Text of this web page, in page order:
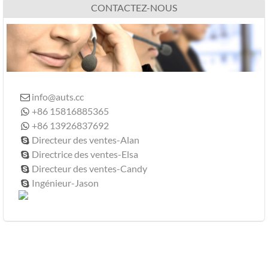
CONTACTEZ-NOUS
 info@auts.cc
 +86 15816885365
 +86 13926837692
 Directeur des ventes-Alan
 Directrice des ventes-Elsa
 Directeur des ventes-Candy
 Ingénieur-Jason